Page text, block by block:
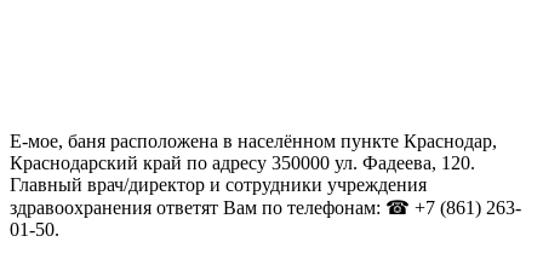
Е-мое, баня расположена в населённом пункте Краснодар,
Краснодарский край по адресу 350000 ул. Фадеева, 120.
Главный врач/директор и сотрудники учреждения
здравоохранения ответят Вам по телефонам: ☎ +7 (861) 263-
01-50.